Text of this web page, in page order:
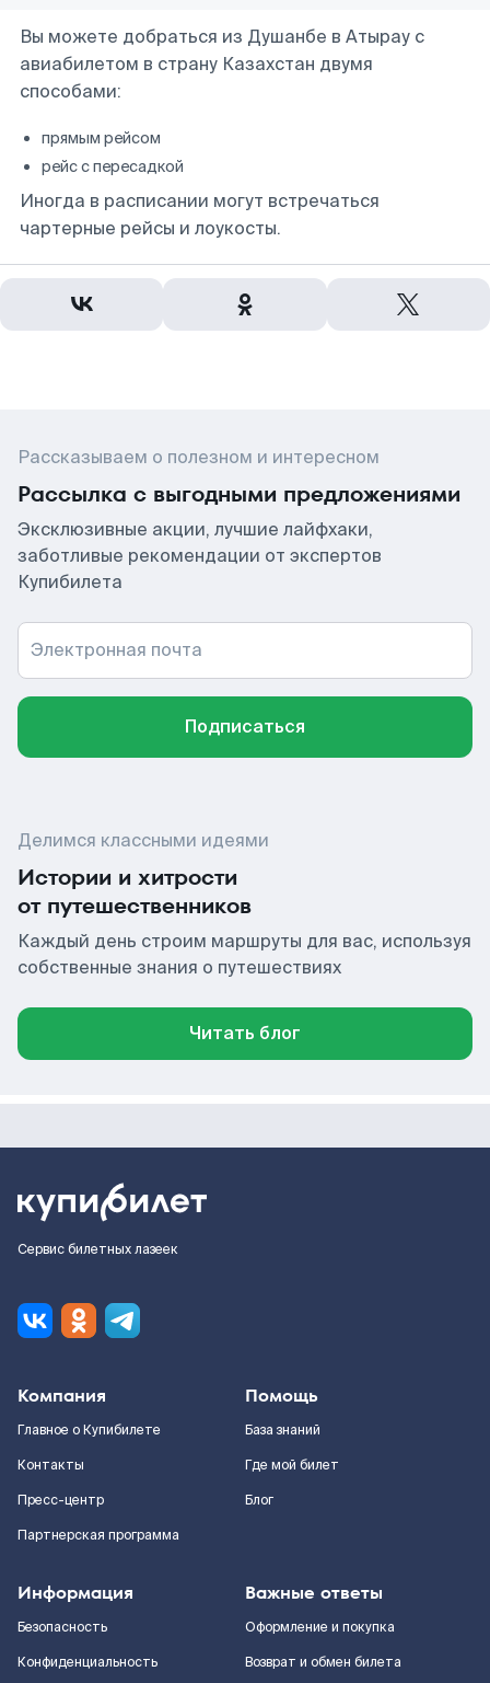
Вы можете добраться из Душанбе в Атырау с
авиабилетом в страну Казахстан двумя
способами:
прямым рейсом
рейс с пересадкой
Иногда в расписании могут встречаться
чартерные рейсы и лоукосты.
Рассказываем о полезном и интересном
Рассылка с выгодными предложениями
Эксклюзивные акции, лучшие лайфхаки,
заботливые рекомендации от экспертов
Купибилета
Электронная почта
Подписаться
Делимся классными идеями
Истории и хитрости
от путешественников
Каждый день строим маршруты для вас, используя
собственные знания о путешествиях
Читать блог
Сервис билетных лазеек
Компания
Главное о Купибилете
Контакты
Пресс-центр
Партнерская программа
Помощь
База знаний
Где мой билет
Блог
Информация
Безопасность
Конфиденциальность
Важные ответы
Оформление и покупка
Возврат и обмен билета